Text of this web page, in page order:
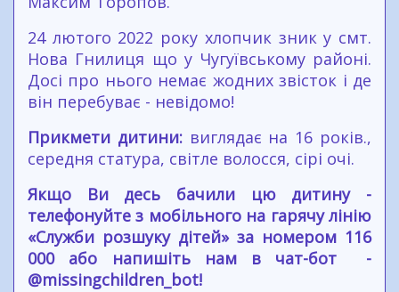
24 лютого 2022 року хлопчик зник у смт.
Нова Гнилиця що у Чугуївському районі.
Досі про нього немає жодних звісток і де
він перебуває - невідомо!
Прикмети дитини:виглядає на 16 років.,
середня статура, світле волосся, сірі очі.
Якщо Ви десь бачили цю дитину -
телефонуйте з мобільного на гарячу лінію
«Служби розшуку дітей» за номером 116
000 або напишіть нам в чат-бот -
@missingchildren_bot!